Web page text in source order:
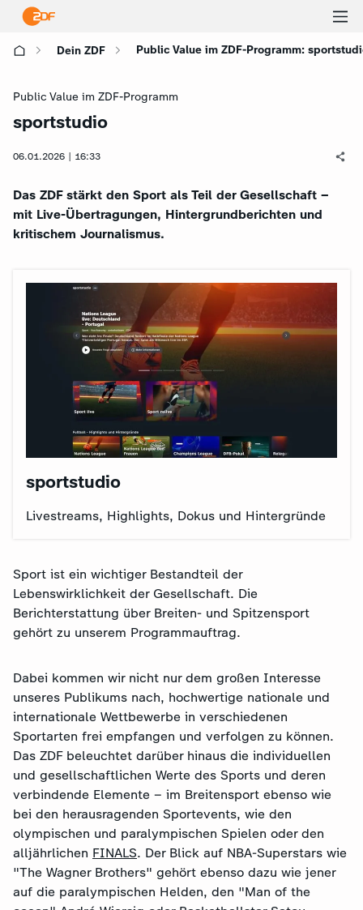
Dein ZDF Public Value im ZDF-Programm:
Public Value im ZDF-Programm
:
sportstudio
06.01.2026 | 16:33
Das ZDF stärkt den Sport als Teil der Gesellschaft –
mit Live-Übertragungen, Hintergrundberichten und
kritischem Journalismus.
sportstudio
Livestreams, Highlights, Dokus und Hintergründe
Sport ist ein wichtiger Bestandteil der
Lebenswirklichkeit der Gesellschaft. Die
Berichterstattung über Breiten- und Spitzensport
gehört zu unserem Programmauftrag.
Dabei kommen wir nicht nur dem großen Interesse
unseres Publikums nach, hochwertige nationale und
internationale Wettbewerbe in verschiedenen
Sportarten frei empfangen und verfolgen zu können.
Das ZDF beleuchtet darüber hinaus die individuellen
und gesellschaftlichen Werte des Sports und deren
verbindende Elemente – im Breitensport ebenso wie
bei den herausragenden Sportevents, wie den
olympischen und paralympischen Spielen oder den
alljährlichen FINALS. Der Blick auf NBA-Superstars wie
"The Wagner Brothers" gehört ebenso dazu wie jener
auf die paralympischen Helden, den "Man of the